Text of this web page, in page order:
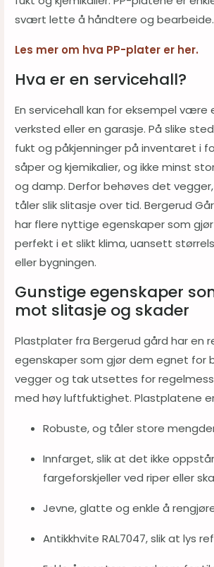
svært lette å håndtere og bearbeide.
Les mer om hva PP-plater er her.
Hva er en servicehall?
En servicehall kan for eksempel være
verksted eller en garasje. På slike
fukt og påkjenninger på inventaret i
såper og kjemikalier, og ikke minst
og damp. Derfor behøves det
tåler slik slitasje over tid. Bergerud
har flere nyttige egenskaper som
perfekt i et slikt klima, uansett
eller bygningen.
Gunstige egenskaper
mot slitasje og skader
Plastplater fra Bergerud gård har en
egenskaper som gjør dem egnet for
vegger og tak utsettes for
med høy luftfuktighet. Plastplatene
Robuste, og tåler store
Innfarget, slik at det ikke
fargeforskjeller ved riper eller
Jevne, glatte og enkle å
Antikkhvite RAL7047, slik at lys